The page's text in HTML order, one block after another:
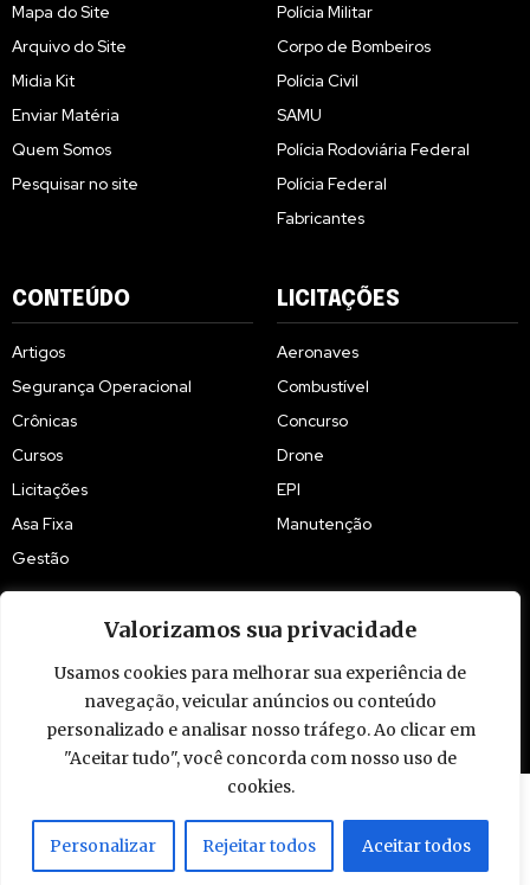
Valorizamos sua privacidade
Usamos cookies para melhorar sua experiência de
navegação, veicular anúncios ou conteúdo
personalizado e analisar nosso tráfego. Ao clicar em
"Aceitar tudo", você concorda com nosso uso de
cookies.
Personalizar Rejeitar todos Aceitar todos
Mapa do Site
Arquivo do Site
Midia Kit
Enviar Matéria
Quem Somos
Pesquisar no site
Polícia Militar
Corpo de Bombeiros
Polícia Civil
SAMU
Polícia Rodoviária Federal
Polícia Federal
Fabricantes
CONTEÚDO
Artigos
Segurança Operacional
Crônicas
Cursos
Licitações
Asa Fixa
Gestão
LICITAÇÕES
Aeronaves
Combustível
Concurso
Drone
EPI
Manutenção
© 2009 - 2026 Piloto Policial. Todos os direitos reservados. Brasil.